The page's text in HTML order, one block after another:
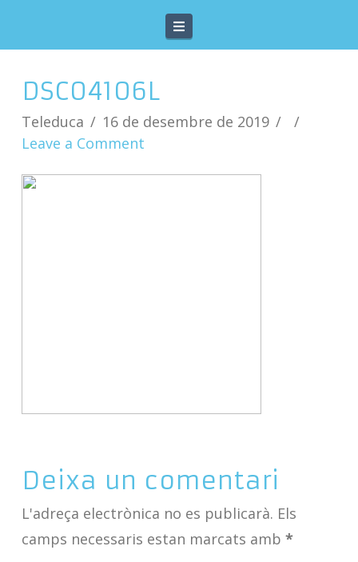
Navigation
DSC04106L
Teleduca
16 de desembre de 2019
Leave a Comment
Deixa un comentari
L'adreça electrònica no es publicarà. Els
camps necessaris estan marcats amb *